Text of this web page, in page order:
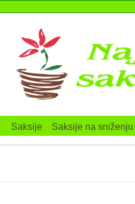
Saksije Saksije na sniženju